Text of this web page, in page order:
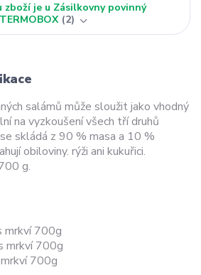
zboží je u Zásilkovny povinný
TERMOBOX 2
salámů může sloužit jako vhodný
na vyzkoušení všech tří druhů
skládá z 90 % masa a 10 %
obiloviny. rýži ani kukuřici.
g.
mrkví 700g
mrkví 700g
700g